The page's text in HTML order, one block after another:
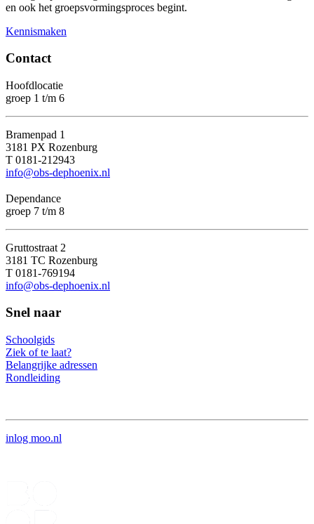
en ook het groepsvormingsproces begint.
Kennismaken
Contact
Hoofdlocatie
groep 1 t/m 6
Bramenpad 1
3181 PX Rozenburg
T 0181-212943
info@obs-dephoenix.nl
Dependance
groep 7 t/m 8
Gruttostraat 2
3181 TC Rozenburg
T 0181-769194
info@obs-dephoenix.nl
Snel naar
Schoolgids
Ziek of te laat?
Belangrijke adressen
Rondleiding
inlog moo.nl